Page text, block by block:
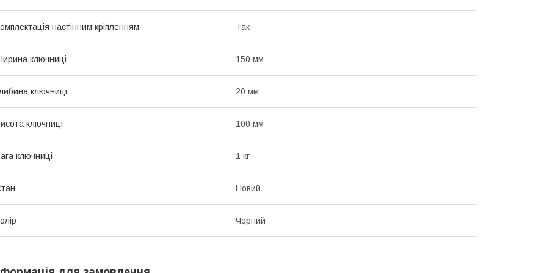
настінним кріпленням Так
ключниці 150 мм
ключниці 20 мм
ключниці 100 мм
ключниці 1 кг
Новий
Чорний